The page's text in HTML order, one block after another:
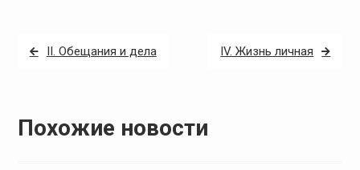
Навигация
II. Обещания и дела IV. Жизнь личная
Похожие новости